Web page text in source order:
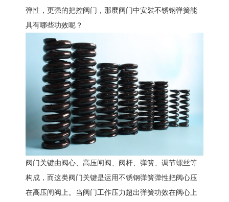
弹性，更强的把控阀门，那麼阀门中安裝不锈钢弹簧能
具有哪些功效呢？
阀门关键由阀心、高压闸阀、阀杆、弹簧、调节螺丝等
构成，而这类阀门关键是运用不锈钢弹簧弹性把阀心压
在高压闸阀上。当阀门工作压力超出弹簧功效在阀心上